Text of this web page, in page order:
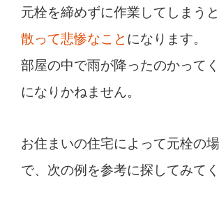
元栓を締めずに作業してしまうと
散って悲惨なことになります。
部屋の中で雨が降ったのかって
になりかねません。
お住まいの住宅によって元栓の
で、次の例を参考に探してみてく